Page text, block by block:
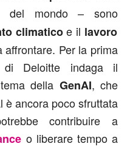
del mondo – sono
climaticoe il lavoro
Per la prima
di Deloitte indaga il
della GenAI, che
è ancora poco sfruttata
contribuire a
o liberare tempo a